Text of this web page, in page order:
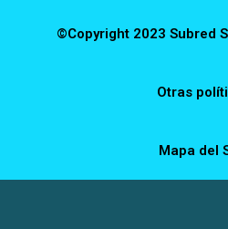
©Copyright 2023 Subred
Otras
Mapa del